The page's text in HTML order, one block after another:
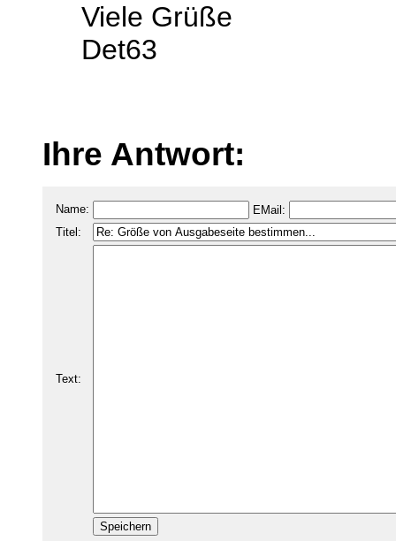
Viele Grüße
Det63
Ihre Antwort:
Name:
EMail:
Titel:
Text: